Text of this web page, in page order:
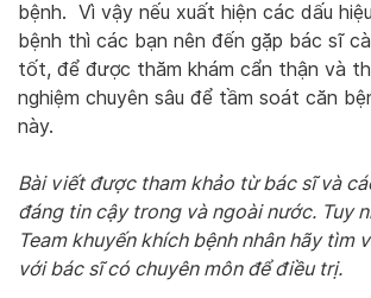
bệnh. Vì vậy nếu xuất hiện các dấu
bệnh thì các bạn nên đến gặp bác sĩ
tốt, để được thăm khám cẩn thận và
nghiệm chuyên sâu để tầm soát căn
này.
Bài viết được tham khảo từ bác sĩ và
đáng tin cậy trong và ngoài nước. Tuy
Team khuyến khích bệnh nhân hãy tìm
với bác sĩ có chuyên môn để điều trị.